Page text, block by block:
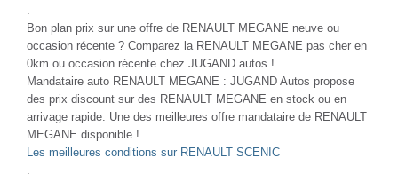
Bon plan prix sur une offre de RENAULT MEGANE neuve ou
occasion récente ? Comparez la RENAULT MEGANE pas cher en
0km ou occasion récente chez JUGAND autos !.
Mandataire auto RENAULT MEGANE : JUGAND Autos propose
des prix discount sur des RENAULT MEGANE en stock ou en
arrivage rapide. Une des meilleures offre mandataire de RENAULT
MEGANE disponible !
Les meilleures conditions sur RENAULT SCENIC